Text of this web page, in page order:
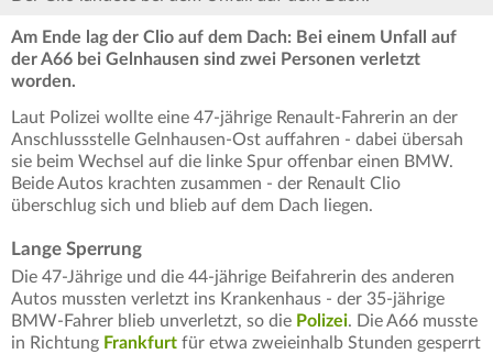
Am Ende lag der Clio auf dem Dach: Bei einem Unfall auf
der A66 bei Gelnhausen sind zwei Personen verletzt
worden.
Laut Polizei wollte eine 47-jährige Renault-Fahrerin an der
Anschlussstelle Gelnhausen-Ost auffahren - dabei übersah
sie beim Wechsel auf die linke Spur offenbar einen BMW.
Beide Autos krachten zusammen - der Renault Clio
überschlug sich und blieb auf dem Dach liegen.
Lange Sperrung
Die 47-Jährige und die 44-jährige Beifahrerin des anderen
Autos mussten verletzt ins Krankenhaus - der 35-jährige
BMW-Fahrer blieb unverletzt, so die Polizei. Die A66 musste
in Richtung Frankfurt für etwa zweieinhalb Stunden gesperrt